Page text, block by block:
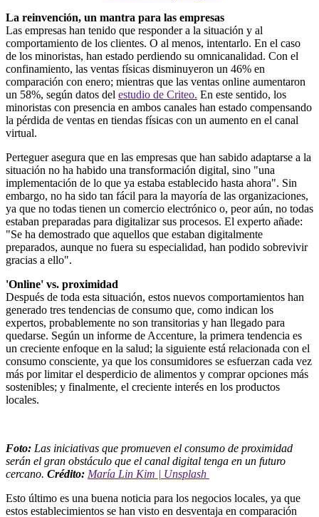
La reinvención, un mantra para las empresas
Las empresas han tenido que responder a la situación y al
comportamiento de los clientes. O al menos, intentarlo. En el caso
de los minoristas, han estado perdiendo su omnicanalidad. Con el
confinamiento, las ventas físicas disminuyeron un 46% en
comparación con enero; mientras que las ventas online aumentaron
un 58%, según datos del estudio de Criteo. En este sentido, los
minoristas con presencia en ambos canales han estado compensando
la pérdida de ventas en tiendas físicas con un aumento en el canal
virtual.
Perteguer asegura que en las empresas que han sabido adaptarse a la
situación no ha habido una transformación digital, sino "una
implementación de lo que ya estaba establecido hasta ahora". Sin
embargo, no ha sido tan fácil para la mayoría de las organizaciones,
ya que no todas tienen un comercio electrónico o, peor aún, no todas
estaban preparadas para digitalizar sus procesos. El experto añade:
"Se ha demostrado que aquellos que estaban digitalmente
preparados, aunque no fuera su especialidad, han podido sobrevivir
gracias a ello".
'Online' vs. proximidad
Después de toda esta situación, estos nuevos comportamientos han
generado tres tendencias de consumo que, como indican los
expertos, probablemente no son transitorias y han llegado para
quedarse. Según un informe de Accenture, la primera tendencia es
un creciente enfoque en la salud; la siguiente está relacionada con el
consumo consciente, ya que los consumidores se esfuerzan cada vez
más por limitar el desperdicio de alimentos y comprar opciones más
sostenibles; y finalmente, el creciente interés en los productos
locales.
Foto: Las iniciativas que promueven el consumo de proximidad
serán el gran obstáculo que el canal digital tenga en un futuro
cercano. Crédito: María Lin Kim | Unsplash
Esto último es una buena noticia para los negocios locales, ya que
estos establecimientos se han visto en desventaja en comparación